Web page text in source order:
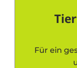
Für ein